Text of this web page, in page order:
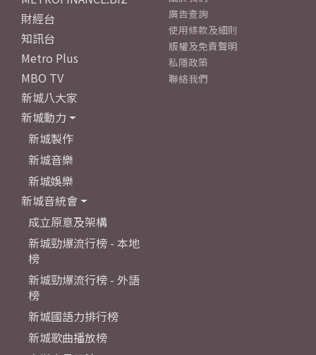
財經台
知訊台
Metro Plus
MBO TV
新城八大家
新城動力
新城製作
新城音樂
新城娛樂
新城音統會
成立原意及架構
新城勁爆流行榜 - 本地
榜
新城勁爆流行榜 - 外語
榜
新城國語力排行榜
新城歌曲播放榜
廣告查詢
使用條款及細則
版權及免責聲明
私隱政策
聯絡我們